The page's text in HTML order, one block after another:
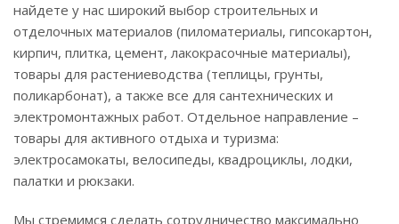
найдете у нас широкий выбор строительных и
отделочных материалов (пиломатериалы, гипсокартон,
кирпич, плитка, цемент, лакокрасочные материалы),
товары для растениеводства (теплицы, грунты,
поликарбонат), а также все для сантехнических и
электромонтажных работ. Отдельное направление –
товары для активного отдыха и туризма:
электросамокаты, велосипеды, квадроциклы, лодки,
палатки и рюкзаки.
Мы стремимся сделать сотрудничество максимально